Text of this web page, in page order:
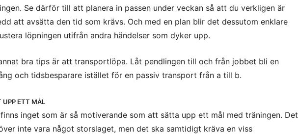
Se därför till att planera in passen under veckan så att du verkligen är
att avsätta den tid som krävs. Och med en plan blir det dessutom enklare
löpningen utifrån andra händelser som dyker upp.
bra tips är att transportlöpa. Låt pendlingen till och från jobbet bli en
och tidsbesparare istället för en passiv transport från a till b.
UPP ETT MÅL
inget som är så motiverande som att sätta upp ett mål med träningen. Det
inte vara något storslaget, men det ska samtidigt kräva en viss